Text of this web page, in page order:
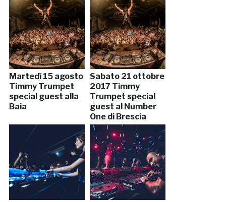
Martedì 15 agosto
Timmy Trumpet
special guest alla
Baia
Sabato 21 ottobre
2017 Timmy
Trumpet special
guest al Number
One di Brescia